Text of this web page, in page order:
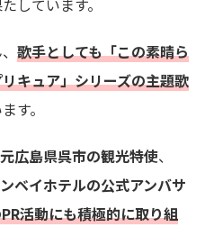
しています。
歌手としても「この素晴ら
キュア」シリーズの主題歌
す。
広島県呉市の観光特使、
ベイホテルの公式アンバサ
活動にも積極的に取り組